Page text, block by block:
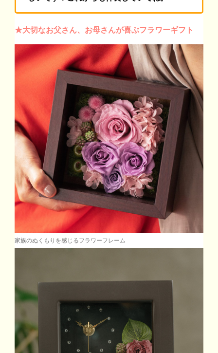
★大切なお父さん、お母さんが喜ぶフラワーギフト
家族のぬくもりを感じるフラワーフレーム